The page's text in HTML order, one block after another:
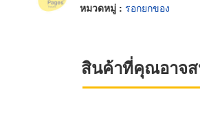
หมวดหมู่ : รอกยกของ
สินค้าที่คุณอาจส